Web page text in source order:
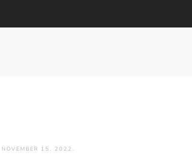
NOVEMBER 15, 2022 .